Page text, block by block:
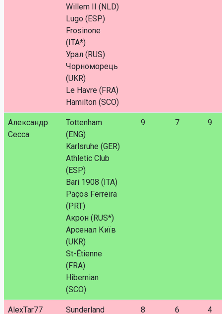
Willem II (NLD)
Lugo (ESP)
Frosinone
(ITA*)
Урал (RUS)
Чорноморець
(UKR)
Le Havre (FRA)
Hamilton (SCO)
Александр
Сесса
Tottenham
(ENG)
Karlsruhe (GER)
Athletic Club
(ESP)
Bari 1908 (ITA)
Paços Ferreira
(PRT)
Акрон (RUS*)
Арсенал Київ
(UKR)
St-Étienne
(FRA)
Hibernian
(SCO)
9 7 9
AlexTar77
Sunderland
8 6 4